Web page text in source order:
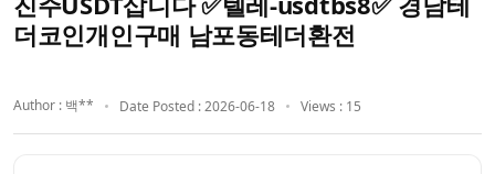
더코인개인구매 남포동테더환전
Author : 백** Date Posted : 2026-06-18 Views : 15